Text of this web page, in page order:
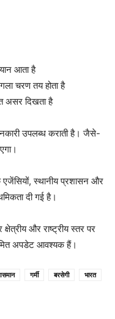
आता है
चरण तय होता है
असर दिखता है
उपलब्ध कराती है। जैसे-
एजेंसियों, स्थानीय प्रशासन और
दी गई है।
और राष्ट्रीय स्तर पर
अपडेट आवश्यक हैं।
गर्मी बरसेगी
भारत